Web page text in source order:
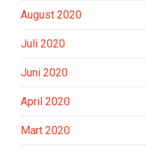
August 2020
Juli 2020
Juni 2020
April 2020
Mart 2020